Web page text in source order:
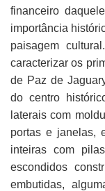
financeiro
importância
paisagem
caracterizar os
de Paz de
do centro
laterais com
portas e janelas,
inteiras com
escondidos
embutidas,